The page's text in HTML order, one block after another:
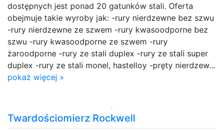
dostępnych jest ponad 20 gatunków stali. Oferta
obejmuje takie wyroby jak: -rury nierdzewne bez szwu
-rury nierdzewne ze szwem -rury kwasoodporne bez
szwu -rury kwasoodporne ze szwem -rury
żaroodporne -rury ze stali duplex -rury ze stali super
duplex -rury ze stali monel, hastelloy -pręty nierdzew...
pokaż więcej »
Twardościomierz Rockwell